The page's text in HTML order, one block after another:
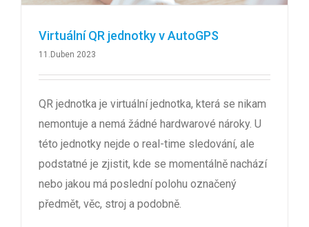
Virtuální QR jednotky v AutoGPS
11.Duben 2023
QR jednotka je virtuální jednotka, která se nikam
nemontuje a nemá žádné hardwarové nároky. U
této jednotky nejde o real-time sledování, ale
podstatné je zjistit, kde se momentálně nachází
nebo jakou má poslední polohu označený
předmět, věc, stroj a podobně.